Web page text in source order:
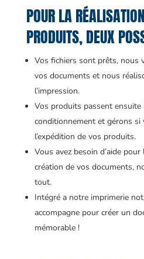
POUR LA
PRODUITS, DEUX
Vos fichiers sont prêts, nous
vos documents et nous
l’impression.
Vos produits passent ensuite
conditionnement et gérons si
l’expédition de vos produits.
Vous avez besoin d’aide
création de vos documents,
tout.
Intégré a notre imprimerie
accompagne pour créer un
mémorable !